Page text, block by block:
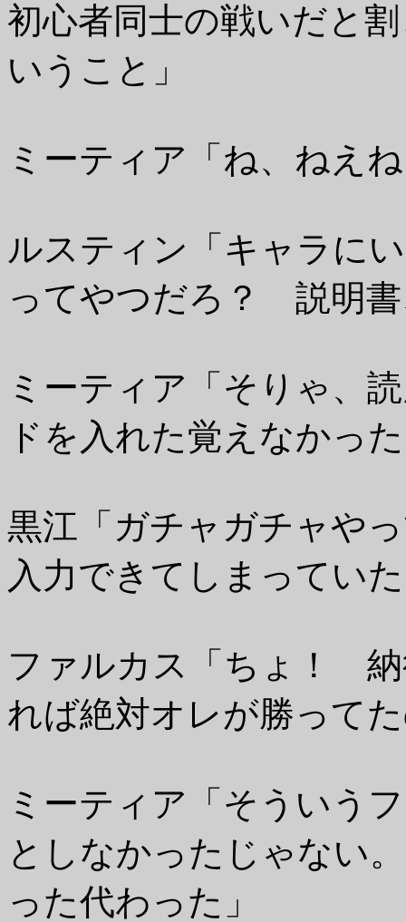
初心者同士の戦いだと
いうこと」
ミーティア「ね、ねえ
ルスティン「キャラに
ってやつだろ？ 説明
ミーティア「そりゃ、
ドを入れた覚えなかっ
黒江「ガチャガチャや
入力できてしまってい
ファルカス「ちょ！
れば絶対オレが勝って
ミーティア「そういう
としなかったじゃない
った代わった」